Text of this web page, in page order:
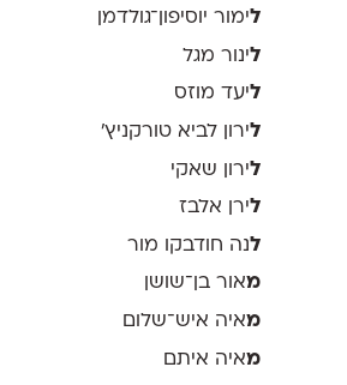
לימור יוסיפון־גולדמן
לינור מגל
ליעד מוזס
לירון לביא טורקניץ׳
לירון שאקי
לירן אלבז
לנה חודבקו מור
מאור בן־שושן
מאיה איש־שלום
מאיה איתם